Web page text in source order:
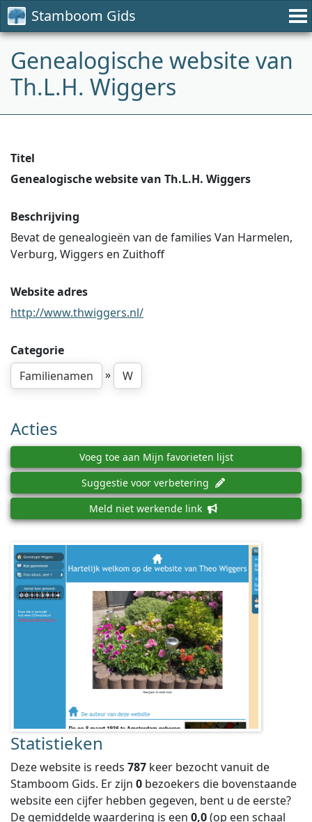
Stamboom Gids
Genealogische website van
Th.L.H. Wiggers
Titel
Genealogische website van Th.L.H. Wiggers
Beschrijving
Bevat de genealogieën van de families Van Harmelen,
Verburg, Wiggers en Zuithoff
Website adres
http://www.thwiggers.nl/
Categorie
Familienamen
» W
Acties
Voeg toe aan Mijn favorieten lijst
Suggestie voor verbetering
Meld niet werkende link
Statistieken
Deze website is reeds 787 keer bezocht vanuit de
Stamboom Gids. Er zijn 0 bezoekers die bovenstaande
website een cijfer hebben gegeven, bent u de eerste?
De gemiddelde waardering is een 0,0(op een schaal